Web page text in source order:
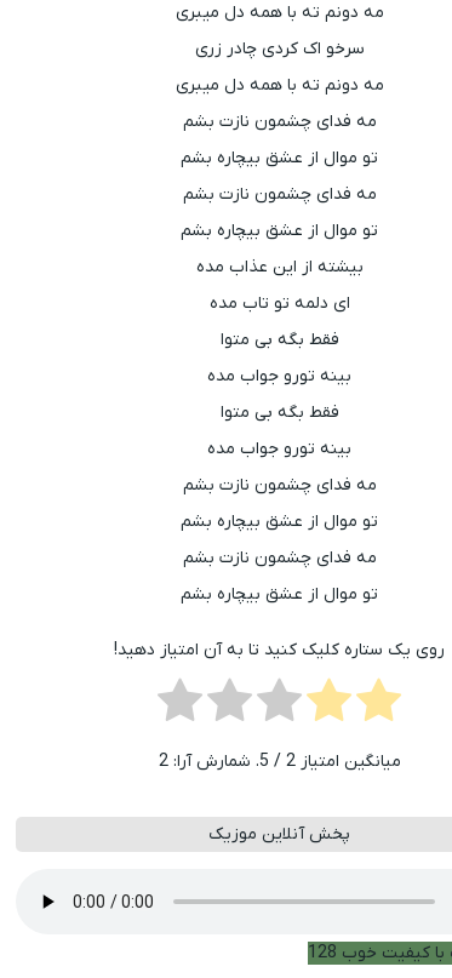
مه دونم ته با همه دل میبری
سرخو اک کردی چادر زری
مه دونم ته با همه دل میبری
مه فدای چشمون نازت بشم
تو موال از عشق بیچاره بشم
مه فدای چشمون نازت بشم
تو موال از عشق بیچاره بشم
بیشته از این عذاب مده
ای دلمه تو تاب مده
فقط بگه بی متوا
بینه تورو جواب مده
فقط بگه بی متوا
بینه تورو جواب مده
مه فدای چشمون نازت بشم
تو موال از عشق بیچاره بشم
مه فدای چشمون نازت بشم
تو موال از عشق بیچاره بشم
روی یک ستاره کلیک کنید تا به آن امتیاز دهید!
میانگین امتیاز2 / 5. شمارش آرا: 2
پخش آنلاین موزیک
کیفیت خوب 128